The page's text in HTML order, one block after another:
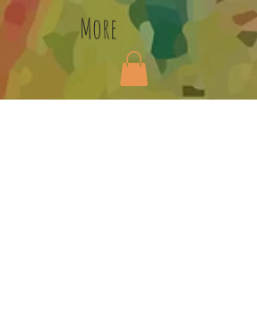
More